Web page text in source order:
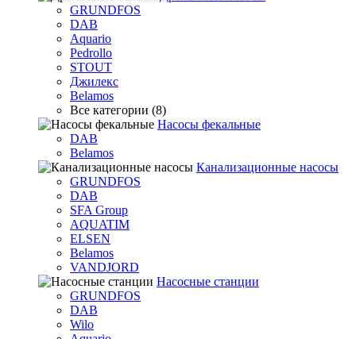
GRUNDFOS
DAB
Aquario
Pedrollo
STOUT
Джилекс
Belamos
Все категории (8)
Насосы фекальные
DAB
Belamos
Канализационные насосы
GRUNDFOS
DAB
SFA Group
AQUATIM
ELSEN
Belamos
VANDJORD
Насосные станции
GRUNDFOS
DAB
Wilo